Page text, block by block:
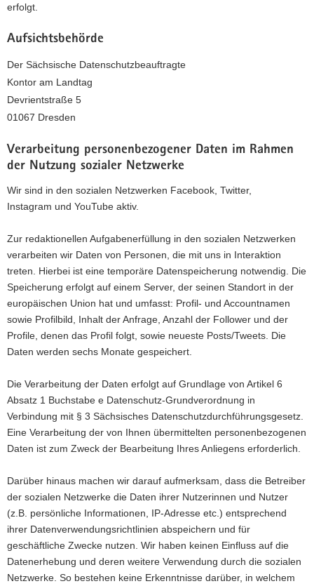
erfolgt.
Aufsichtsbehörde
Der Sächsische Datenschutzbeauftragte
Kontor am Landtag
Devrientstraße 5
01067 Dresden
Verarbeitung personenbezogener Daten im Rahmen
der Nutzung sozialer Netzwerke
Wir sind in den sozialen Netzwerken Facebook, Twitter,
Instagram und YouTube aktiv.
Zur redaktionellen Aufgabenerfüllung in den sozialen Netzwerken
verarbeiten wir Daten von Personen, die mit uns in Interaktion
treten. Hierbei ist eine temporäre Datenspeicherung notwendig. Die
Speicherung erfolgt auf einem Server, der seinen Standort in der
europäischen Union hat und umfasst: Profil- und Accountnamen
sowie Profilbild, Inhalt der Anfrage, Anzahl der Follower und der
Profile, denen das Profil folgt, sowie neueste Posts/Tweets. Die
Daten werden sechs Monate gespeichert.
Die Verarbeitung der Daten erfolgt auf Grundlage von Artikel 6
Absatz 1 Buchstabe e Datenschutz-Grundverordnung in
Verbindung mit § 3 Sächsisches Datenschutzdurchführungsgesetz.
Eine Verarbeitung der von Ihnen übermittelten personenbezogenen
Daten ist zum Zweck der Bearbeitung Ihres Anliegens erforderlich.
Darüber hinaus machen wir darauf aufmerksam, dass die Betreiber
der sozialen Netzwerke die Daten ihrer Nutzerinnen und Nutzer
(z.B. persönliche Informationen, IP-Adresse etc.) entsprechend
ihrer Datenverwendungsrichtlinien abspeichern und für
geschäftliche Zwecke nutzen. Wir haben keinen Einfluss auf die
Datenerhebung und deren weitere Verwendung durch die sozialen
Netzwerke. So bestehen keine Erkenntnisse darüber, in welchem